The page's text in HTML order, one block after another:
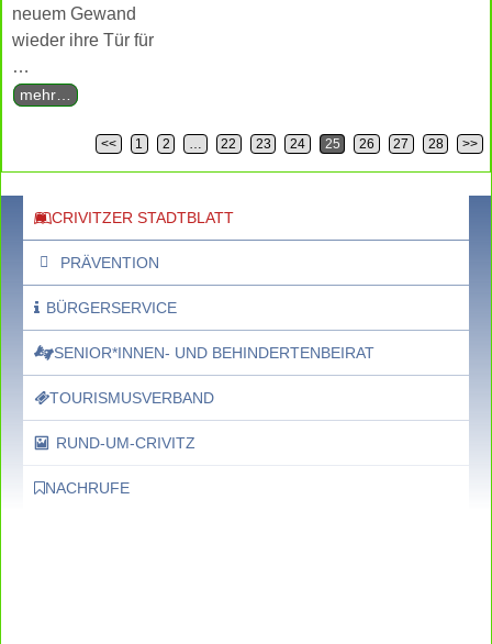
neuem Gewand
wieder ihre Tür für
…
mehr…
Artikelnavigation
<< 1 2 22 23 24 25 26 27 28 >>
CRIVITZER STADTBLATT
PRÄVENTION
BÜRGERSERVICE
SENIOR*INNEN- UND BEHINDERTENBEIRAT
TOURISMUSVERBAND
RUND-UM-CRIVITZ
NACHRUFE